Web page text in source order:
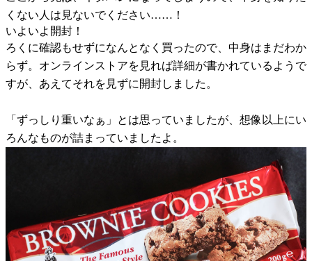
くない人は見ないでください……！
いよいよ開封！
ろくに確認もせずになんとなく買ったので、中身はまだわか
らず。オンラインストアを見れば詳細が書かれているようで
すが、あえてそれを見ずに開封しました。
「ずっしり重いなぁ」とは思っていましたが、想像以上にい
ろんなものが詰まっていましたよ。